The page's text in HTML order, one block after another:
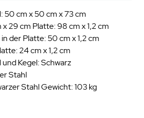
50 cm x 50 cm x 73 cm
x 29 cm Platte: 98 cm x 1,2 cm
der Platte: 50 cm x 1,2 cm
24 cm x 1,2 cm
Kegel: Schwarz
Stahl
Stahl Gewicht: 103 kg